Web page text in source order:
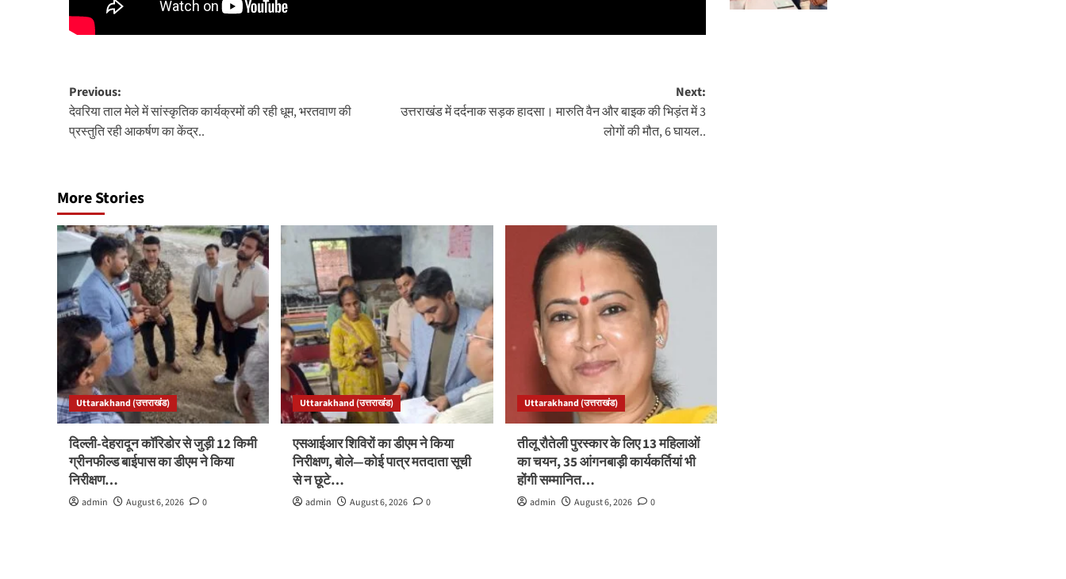
Post
navigation
Previous:
देवरिया ताल मेले में सांस्कृतिक कार्यक्रमों की रही धूम, भरतवाण की
प्रस्तुति रही आकर्षण का केंद्र..
Next:
उत्तराखंड में दर्दनाक सड़क हादसा। मारुति वैन और बाइक की भिड़ंत में 3
लोगों की मौत, 6 घायल..
More Stories
Uttarakhand (उत्तराखंड)
दिल्ली-देहरादून कॉरिडोर से जुड़ी 12 किमी
ग्रीनफील्ड बाईपास का डीएम ने किया
निरीक्षण…
admin August 6, 2026 0
Uttarakhand (उत्तराखंड)
एसआईआर शिविरों का डीएम ने किया
निरीक्षण, बोले—कोई पात्र मतदाता सूची
से न छूटे…
admin August 6, 2026 0
Uttarakhand (उत्तराखंड)
तीलू रौतेली पुरस्कार के लिए 13 महिलाओं
का चयन, 35 आंगनबाड़ी कार्यकर्तियां भी
होंगी सम्मानित…
admin August 6, 2026 0